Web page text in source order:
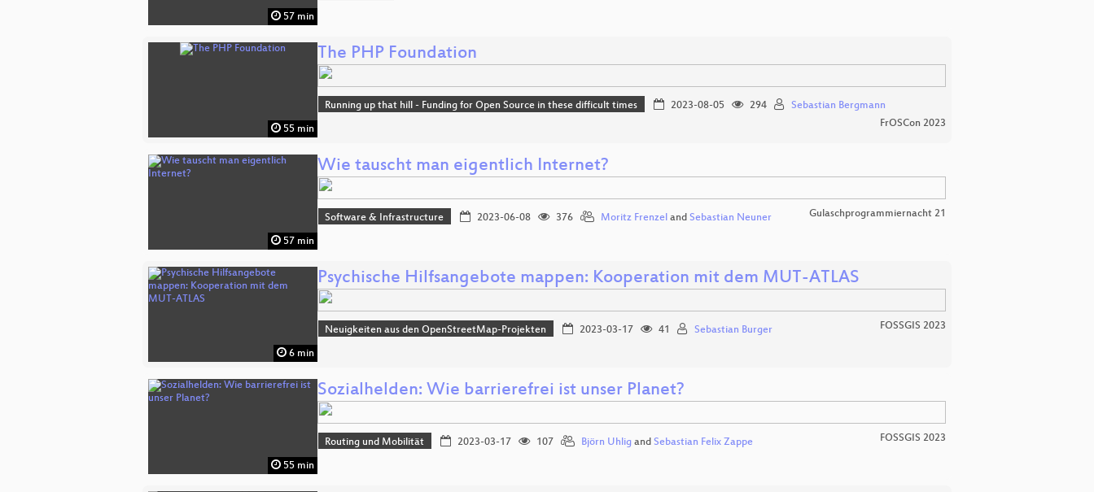
57 min
55 min
The PHP Foundation
Running up that hill - Funding for Open Source in these difficult times 2023-08-05 294
Sebastian Bergmann
FrOSCon 2023
57 min
Wie tauscht man eigentlich Internet?
Software & Infrastructure 2023-06-08 376 Moritz Frenzel and Sebastian Neuner Gulaschprogrammiernacht 21
6 min
Psychische Hilfsangebote mappen: Kooperation mit dem MUT-ATLAS
Neuigkeiten aus den OpenStreetMap-Projekten 2023-03-17 41 Sebastian Burger FOSSGIS 2023
55 min
Sozialhelden: Wie barrierefrei ist unser Planet?
Routing und Mobilität 2023-03-17 107 Björn Uhligand Sebastian Felix Zappe FOSSGIS 2023